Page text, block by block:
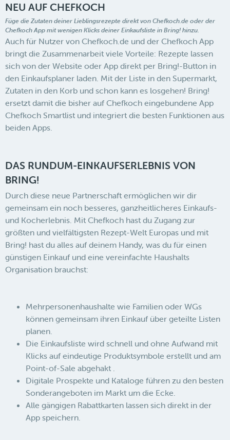
NEU AUF CHEFKOCH
Füge die Zutaten deiner Lieblingsrezepte direkt von Chefkoch.de oder der
Chefkoch App mit wenigen Klicks deiner Einkaufsliste in Bring! hinzu.
Auch für Nutzer von Chefkoch.de und der Chefkoch App
bringt die Zusammenarbeit viele Vorteile: Rezepte lassen
sich von der Website oder App direkt per Bring!-Button in
den Einkaufsplaner laden. Mit der Liste in den Supermarkt,
Zutaten in den Korb und schon kann es losgehen! Bring!
ersetzt damit die bisher auf Chefkoch eingebundene App
Chefkoch Smartlist und integriert die besten Funktionen aus
beiden Apps.
DAS RUNDUM-EINKAUFSERLEBNIS VON
BRING!
Durch diese neue Partnerschaft ermöglichen wir dir
gemeinsam ein noch besseres, ganzheitlicheres Einkaufs-
und Kocherlebnis. Mit Chefkoch hast du Zugang zur
größten und vielfältigsten Rezept-Welt Europas und mit
Bring! hast du alles auf deinem Handy, was du für einen
günstigen Einkauf und eine vereinfachte Haushalts
Organisation brauchst:
Mehrpersonenhaushalte wie Familien oder WGs
können gemeinsam ihren Einkauf über geteilte Listen
planen.
Die Einkaufsliste wird schnell und ohne Aufwand mit
Klicks auf eindeutige Produktsymbole erstellt und am
Point-of-Sale abgehakt .
Digitale Prospekte und Kataloge führen zu den besten
Sonderangeboten im Markt um die Ecke.
Alle gängigen Rabattkarten lassen sich direkt in der
App speichern.